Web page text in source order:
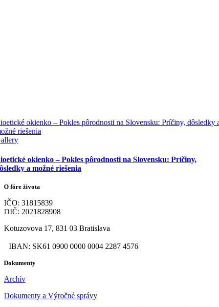
okienko – Pokles pôrodnosti na Slovensku: Príčiny, dôsledky
riešenia
okienko – Pokles pôrodnosti na Slovensku: Príčiny,
a možné riešenia
O fóre života
IČO: 31815839
DIČ: 2021828908
Kotuzovova 17, 831 03 Bratislava
IBAN: SK61 0900 0000 0004 2287 4576
Dokumenty
Archív
Dokumenty a Výročné správy